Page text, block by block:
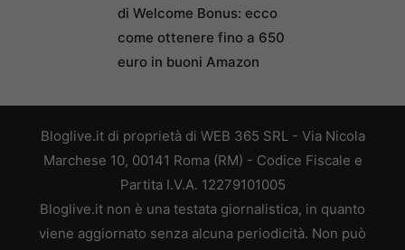
di Welcome Bonus: ecco
come ottenere fino a 650
euro in buoni Amazon
Bloglive.it di proprietà di WEB 365 SRL - Via Nicola
Marchese 10, 00141 Roma (RM) - Codice Fiscale e
Partita I.V.A. 12279101005
Bloglive.it non è una testata giornalistica, in quanto
viene aggiornato senza alcuna periodicità. Non può